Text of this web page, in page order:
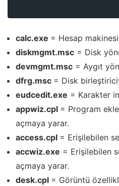
calc.exe = Hesap
diskmgmt.msc = Disk
devmgmt.msc = Aygıt
dfrg.msc = Disk
eudcedit.exe = Karakter
appwiz.cpl = Program ekle
açmaya yarar.
access.cpl = Erişilebilen
accwiz.exe = Erişilebilen
açmaya yarar.
desk.cpl = Görüntü